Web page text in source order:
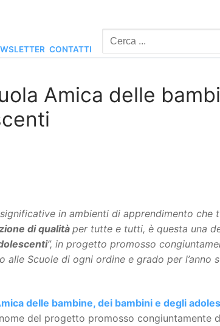
CONTATTI
Cerca:
Amica delle
in ambienti di apprendimento che
di qualitàper tutte e tutti, è questa una
”, in progetto promosso
alle Scuole di ogni ordine e grado per l’anno
delle bambine, dei bambini e degli
del progetto promosso congiuntamente